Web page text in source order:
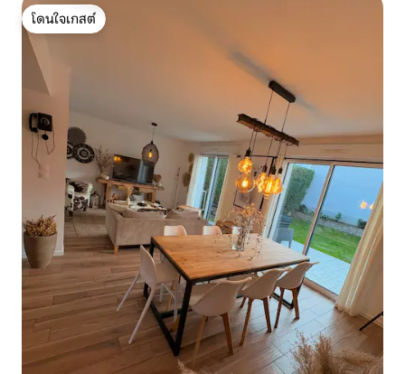
โดนใจเกสต์
โดนใจเกสต์